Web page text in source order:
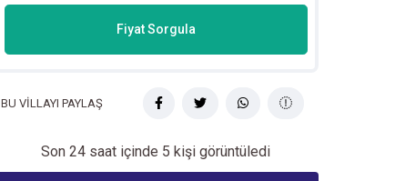
Fiyat Sorgula
BU VİLLAYI PAYLAŞ
Son 24 saat içinde 5 kişi görüntüledi